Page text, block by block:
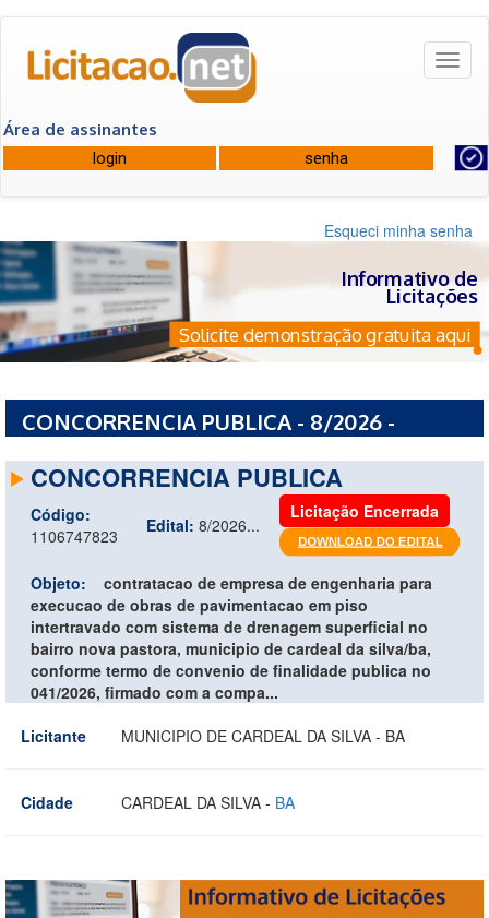
Área de assinantes
Esqueci minha senha
Informativo de
Licitações
Solicite demonstração gratuita aqui
CONCORRENCIA PUBLICA - 8/2026 -
CONCORRENCIA PUBLICA
Código:
1106747823
Edital: 8/2026...
Licitação Encerrada
Objeto:
contratacao de empresa de engenharia para
execucao de obras de pavimentacao em piso
intertravado com sistema de drenagem superficial no
bairro nova pastora, municipio de cardeal da silva/ba,
conforme termo de convenio de finalidade publica no
041/2026, firmado com a compa...
Licitante
MUNICIPIO DE CARDEAL DA SILVA - BA
Cidade CARDEAL DA SILVA - BA